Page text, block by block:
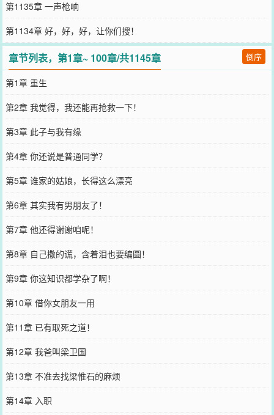
第1135章 一声枪响
第1134章 好，好，好，让你们搜！
章节列表，第1章~ 100章/共1145章 倒序
第1章 重生
第2章 我觉得，我还能再抢救一下！
第3章 此子与我有缘
第4章 你还说是普通同学？
第5章 谁家的姑娘，长得这么漂亮
第6章 其实我有男朋友了！
第7章 他还得谢谢咱呢！
第8章 自己撒的谎，含着泪也要编圆！
第9章 你这知识都学杂了啊！
第10章 借你女朋友一用
第11章 已有取死之道！
第12章 我爸叫梁卫国
第13章 不准去找梁惟石的麻烦
第14章 入职